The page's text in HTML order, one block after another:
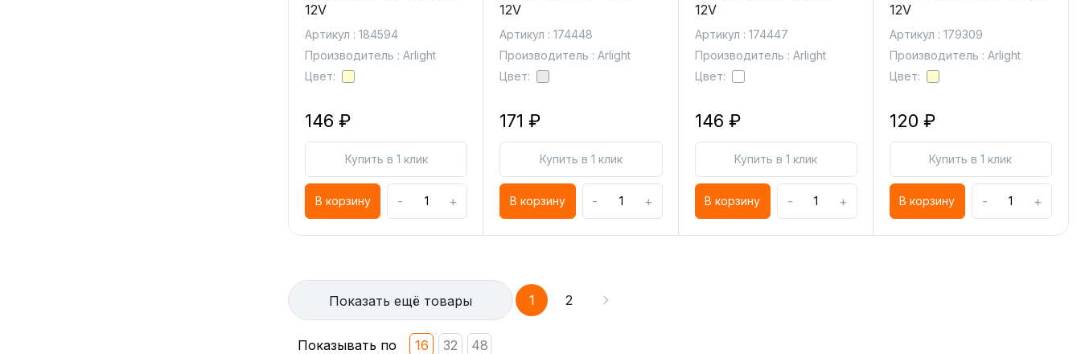
12V
Артикул : 184594
Производитель : Arlight
Цвет:
146 ₽
Купить в 1 клик
В корзину - +
12V
Артикул : 174448
Производитель : Arlight
Цвет:
171 ₽
Купить в 1 клик
В корзину - +
12V
Артикул : 174447
Производитель : Arlight
Цвет:
146 ₽
Купить в 1 клик
В корзину - +
12V
Артикул : 179309
Производитель : Arlight
Цвет:
120 ₽
Купить в 1 клик
В корзину - +
Показать ещё товары 1 2
Показывать по 16 32 48